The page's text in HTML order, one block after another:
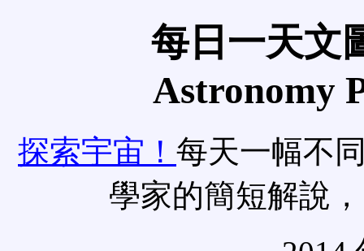
每日一天文
Astronomy
探索宇宙！ 每天一幅不
學家的簡短解說